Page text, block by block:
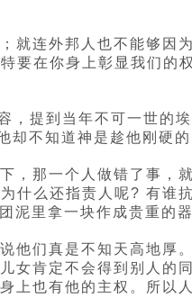
就连外邦人也不能够
要在你身上彰显我们
提到当年不可一世的
却不知道神是趁他刚硬
，那一个人做错了事
什么还指责人呢? 有
泥里拿一块作成贵重的
他们真是不知天高地
女肯定不会得到别人
上也有他的主权。所以